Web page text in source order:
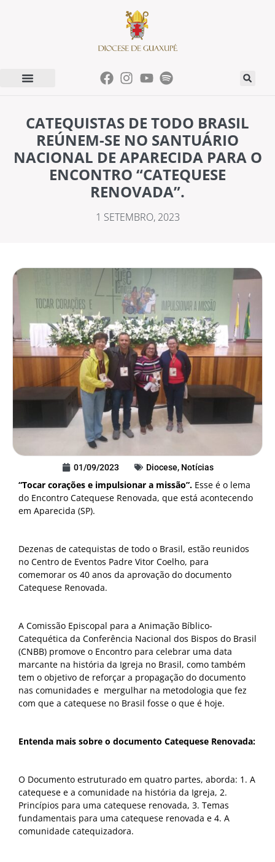
CATEQUISTAS DE TODO BRASIL
REÚNEM-SE NO SANTUÁRIO
NACIONAL DE APARECIDA PARA O
ENCONTRO “CATEQUESE
RENOVADA”.
1 SETEMBRO, 2023
01/09/2023 Diocese, Notícias
“Tocar corações e impulsionar a missão”. Esse é o lema
do Encontro Catequese Renovada, que está acontecendo
em Aparecida (SP).
Dezenas de catequistas de todo o Brasil, estão reunidos
no Centro de Eventos Padre Vitor Coelho, para
comemorar os 40 anos da aprovação do documento
Catequese Renovada.
A Comissão Episcopal para a Animação Bíblico-
Catequética da Conferência Nacional dos Bispos do Brasil
(CNBB) promove o Encontro para celebrar uma data
marcante na história da Igreja no Brasil, como também
tem o objetivo de reforçar a propagação do documento
nas comunidades e mergulhar na metodologia que fez
com que a catequese no Brasil fosse o que é hoje.
Entenda mais sobre o documento Catequese Renovada:
O Documento estruturado em quatro partes, aborda: 1. A
catequese e a comunidade na história da Igreja, 2.
Princípios para uma catequese renovada, 3. Temas
fundamentais para uma catequese renovada e 4. A
comunidade catequizadora.